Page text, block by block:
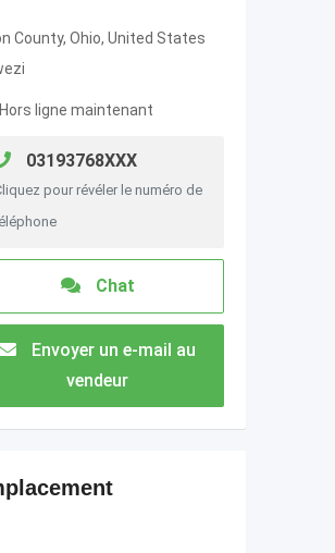
County, Ohio, United States
Hors ligne maintenant
03193768XXX
pour révéler le numéro de
Chat
Envoyer un e-mail au
vendeur